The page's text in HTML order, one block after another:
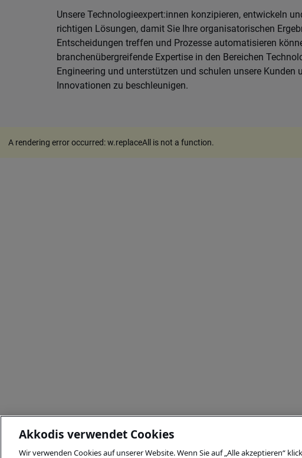
Unsere Technologieexpert:innen konzipieren, entwickeln
richtigen Lösungen, damit Sie Ihre organisatorischen
Entscheidungen treffen und Prozesse automatisieren
branchenübergreifende Expertise in den Bereichen
Engineering und unterstützen und schulen unsere Kunden
Innovationen zu beschleunigen.
A rendering error occurred:w.replaceAll is not a function.
Akkodis verwendet Cookies
Wir verwenden Cookies auf unserer Website. Wenn Sie auf „Alle akzeptieren“